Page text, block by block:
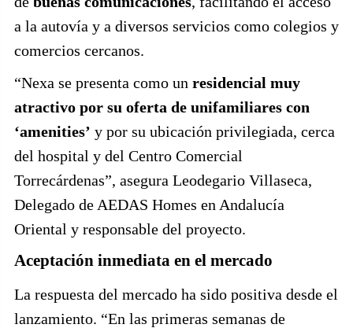
a la autovía y a diversos servicios como colegios y
comercios cercanos.
“Nexa se presenta como un residencial muy
atractivo por su oferta de unifamiliares con
‘amenities’ y por su ubicación privilegiada, cerca
del hospital y del Centro Comercial
Torrecárdenas”, asegura Leodegario Villaseca,
Delegado de AEDAS Homes en Andalucía
Oriental y responsable del proyecto.
Aceptación inmediata en el mercado
La respuesta del mercado ha sido positiva desde el
lanzamiento. “En las primeras semanas de